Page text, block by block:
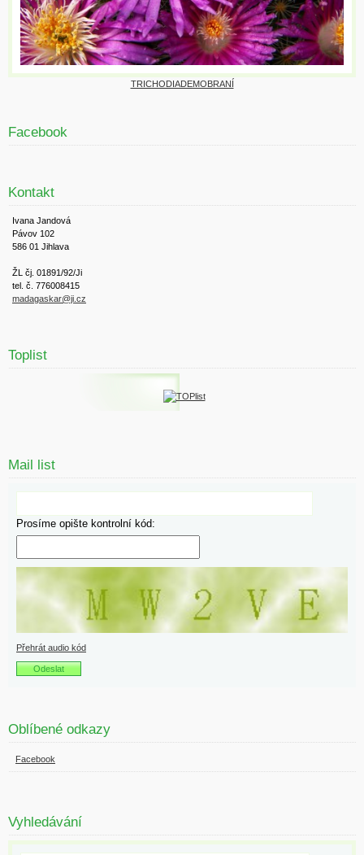
TRICHODIADEMOBRANÍ
Facebook
Kontakt
Ivana Jandová
Pávov 102
586 01 Jihlava
ŽL čj. 01891/92/Ji
tel. č. 776008415
madagaskar@ji.cz
Toplist
Mail list
Prosíme opište kontrolní kód:
Přehrát audio kód
Oblíbené odkazy
Facebook
Vyhledávání